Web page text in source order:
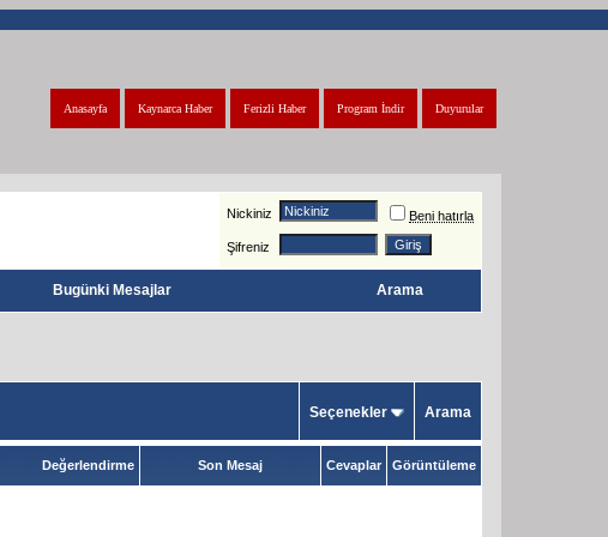
Duyurular
Program İndir
Ferizli Haber
Kaynarca Haber
Anasayfa
Nickiniz Beni hatırla
Şifreniz
Bugünki Mesajlar Arama
Seçenekler Arama
Değerlendirme Son Mesaj Cevaplar Görüntüleme